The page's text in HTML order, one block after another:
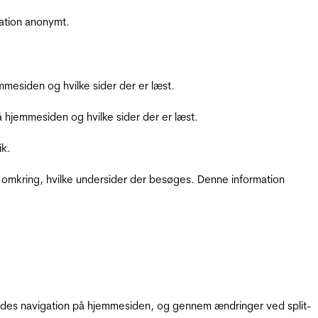
anonymt.
og hvilke sider der er læst.
og hvilke sider der er læst.
hvilke undersider der besøges. Denne information
navigation på hjemmesiden, og gennem ændringer ved split-